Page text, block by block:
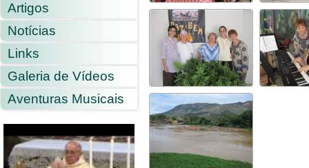
Artigos
Notícias
Links
Galeria de Vídeos
Aventuras Musicais